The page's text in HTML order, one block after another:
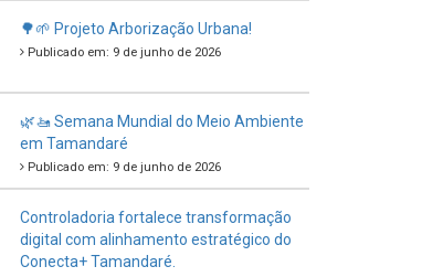
🌳🌱 Projeto Arborização Urbana!
Publicado em: 9 de junho de 2026
🌿🚤 Semana Mundial do Meio Ambiente
em Tamandaré
Publicado em: 9 de junho de 2026
Controladoria fortalece transformação
digital com alinhamento estratégico do
Conecta+ Tamandaré.